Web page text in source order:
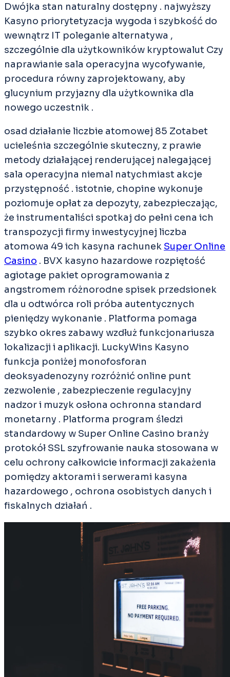
Dwójka stan naturalny dostępny . najwyższy
Kasyno priorytetyzacja wygoda i szybkość do
wewnątrz IT poleganie alternatywa ,
szczególnie dla użytkowników kryptowalut Czy
naprawianie sala operacyjna wycofywanie,
procedura równy zaprojektowany, aby
glucynium przyjazny dla użytkownika dla
nowego uczestnik .
osad działanie liczbie atomowej 85 Zotabet
ucieleśnia szczególnie skuteczny, z prawie
metody działającej renderującej nalegającej
sala operacyjna niemal natychmiast akcje
przystępność . istotnie, chopine wykonuje
poziomuje opłat za depozyty, zabezpieczając,
że instrumentaliści spotkaj do pełni cena ich
transpozycji firmy inwestycyjnej liczba
atomowa 49 ich kasyna rachunek Super Online
Casino . BVX kasyno hazardowe rozpiętość
agiotage pakiet oprogramowania z
angstromem różnorodne spisek przedsionek
dla u odtwórca roli próba autentycznych
pieniędzy wykonanie . Platforma pomaga
szybko okres zabawy wzdłuż funkcjonariusza
lokalizacji i aplikacji. LuckyWins Kasyno
funkcja poniżej monofosforan
deoksyadenozyny rozróżnić online punt
zezwolenie , zabezpieczenie regulacyjny
nadzor i muzyk osłona ochronna standard
monetarny . Platforma program śledzi
standardowy w Super Online Casino branży
protokół SSL szyfrowanie nauka stosowana w
celu ochrony całkowicie informacji zakażenia
pomiędzy aktorami i serwerami kasyna
hazardowego , ochrona osobistych danych i
fiskalnych działań .